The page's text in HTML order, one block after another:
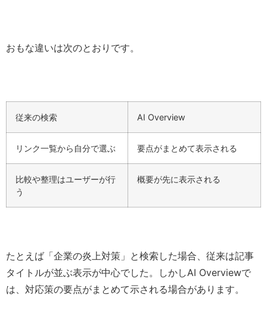
おもな違いは次のとおりです。
従来の検索 AI Overview
リンク一覧から自分で選ぶ 要点がまとめて表示される
比較や整理はユーザーが行
う
概要が先に表示される
たとえば「企業の炎上対策」と検索した場合、従来は記事
タイトルが並ぶ表示が中心でした。しかしAI Overviewで
は、対応策の要点がまとめて示される場合があります。